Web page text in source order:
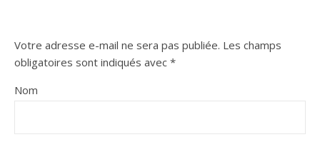
Votre adresse e-mail ne sera pas publiée. Les champs
obligatoires sont indiqués avec *
Nom